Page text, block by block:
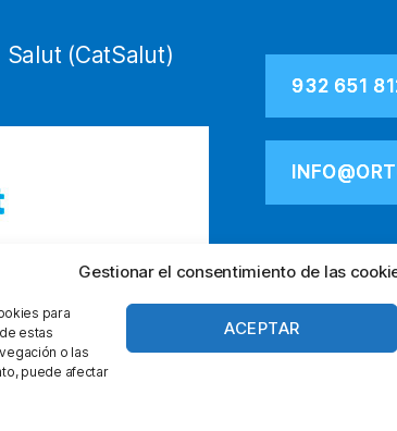
Gestionar el consentimiento de las
para
estas
o las
puede afectar
ACEPTAR
(CatSalut)
932 651